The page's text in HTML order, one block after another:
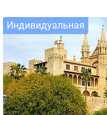
Индивидуальная